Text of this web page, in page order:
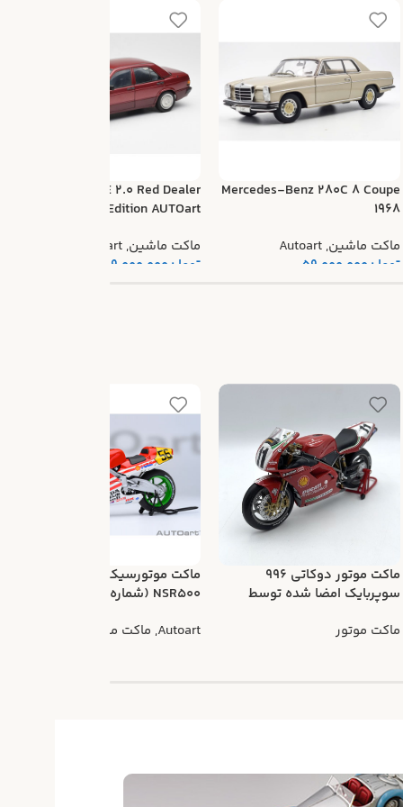
Mercedes-Benz 280C 8 Coupe
1968
ماکت ماشین,
Autoart
تومان 59.000.000
Mercedes 190E 2.0 Red Dealer
Edition AUTOart
ماکت ماشین,
Autoart
تومان 69.000.000
ماکت موتور دوکاتی 996
سوپربایک امضا شده توسط
ماکت موتور
ماکت موتورسیکلت هوندا
NSR500 (شماره 56 گان کوما)
Autoart
, ماکت موتور